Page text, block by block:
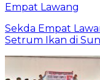
Empat Lawang
Sekda Empat
Setrum Ikan di